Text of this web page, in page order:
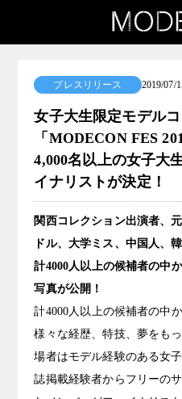
プレスリリース 2019/07/
女子大生限定モデル
「MODECON FES
4,000名以上の女子大
イナリストが決定！
関西コレクション出演者、
ドル、大学ミス、中国人、
計4000人以上の候補者の中
写真が公開！
計4000人以上の候補者の中
様々な経歴、特技、夢をも
場者はモデル経験のある女
誌掲載経験者からフリーの